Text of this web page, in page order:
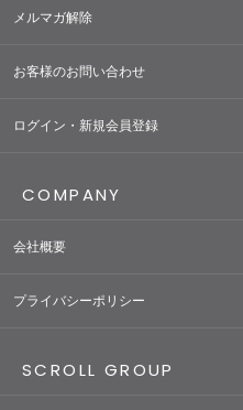
メルマガ解除
お客様のお問い合わせ
ログイン・新規会員登録
COMPANY
会社概要
プライバシーポリシー
SCROLL GROUP